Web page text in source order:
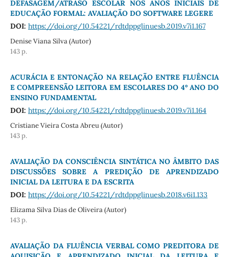
DEFASAGEM/ATRASO ESCOLAR NOS ANOS INICIAIS DE
EDUCAÇÃO FORMAL: AVALIAÇÃO DO SOFTWARE LEGERE
DOI: https://doi.org/10.54221/rdtdppglinuesb.2019.v7i1.167
Denise Viana Silva (Autor)
143 p.
ACURÁCIA E ENTONAÇÃO NA RELAÇÃO ENTRE FLUÊNCIA
E COMPREENSÃO LEITORA EM ESCOLARES DO 4º ANO DO
ENSINO FUNDAMENTAL
DOI: https://doi.org/10.54221/rdtdppglinuesb.2019.v7i1.164
Cristiane Vieira Costa Abreu (Autor)
143 p.
AVALIAÇÃO DA CONSCIÊNCIA SINTÁTICA NO ÂMBITO DAS
DISCUSSÕES SOBRE A PREDIÇÃO DE APRENDIZADO
INICIAL DA LEITURA E DA ESCRITA
DOI: https://doi.org/10.54221/rdtdppglinuesb.2018.v6i1.133
Elizama Silva Dias de Oliveira (Autor)
143 p.
AVALIAÇÃO DA FLUÊNCIA VERBAL COMO PREDITORA DE